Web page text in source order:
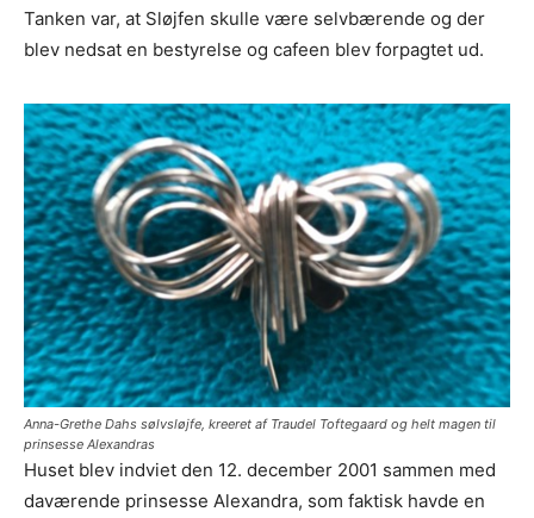
Tanken var, at Sløjfen skulle være selvbærende og der
blev nedsat en bestyrelse og cafeen blev forpagtet ud.
Anna-Grethe Dahs sølvsløjfe, kreeret af Traudel Toftegaard og helt magen til
prinsesse Alexandras
Huset blev indviet den 12. december 2001 sammen med
daværende prinsesse Alexandra, som faktisk havde en